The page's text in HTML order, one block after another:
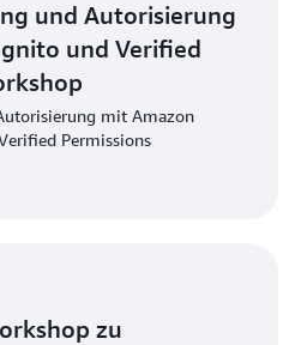
und Autorisierung
und Verified
mit Amazon
Permissions
zu